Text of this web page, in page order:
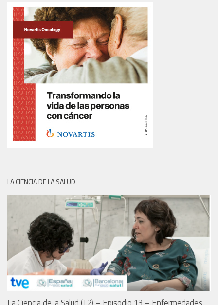
LA CIENCIA DE LA SALUD
La Ciencia de la Salud (T2) – Episodio 13 – Enfermedades